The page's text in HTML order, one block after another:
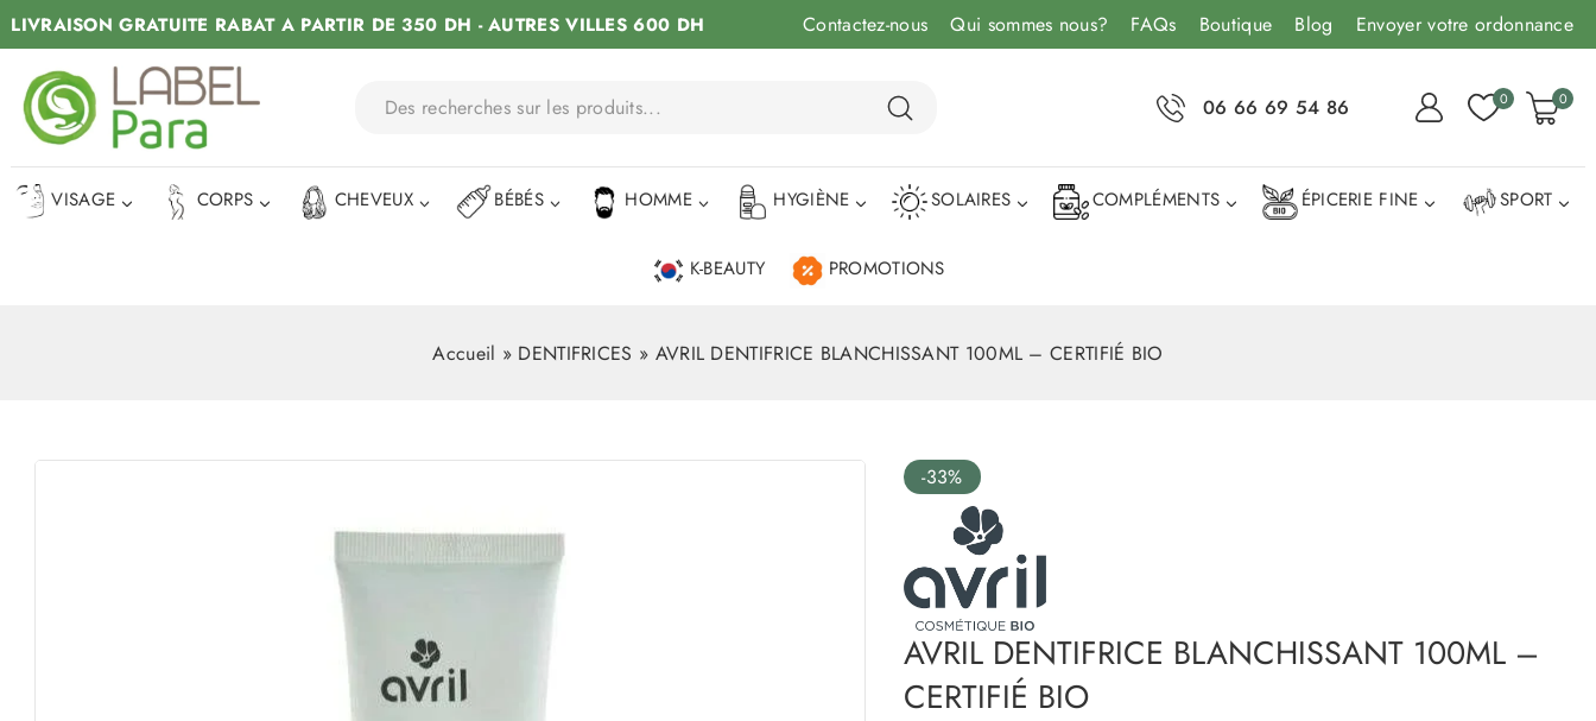
LIVRAISON GRATUITE RABAT A PARTIR DE 350 DH - AUTRES VILLES 600 DH Contactez-nous Qui sommes nous? FAQs Boutique Blog Envoyer votre ordonnance
06 66 69 54 86 0 0
VISAGE CORPS CHEVEUX BÉBÉS HOMME HYGIÈNE SOLAIRES COMPLÉMENTS ÉPICERIE FINE SPORT
K-BEAUTY PROMOTIONS
Accueil » DENTIFRICES » AVRIL DENTIFRICE BLANCHISSANT 100ML – CERTIFIÉ BIO
-33%
AVRIL DENTIFRICE BLANCHISSANT 100ML –
CERTIFIÉ BIO